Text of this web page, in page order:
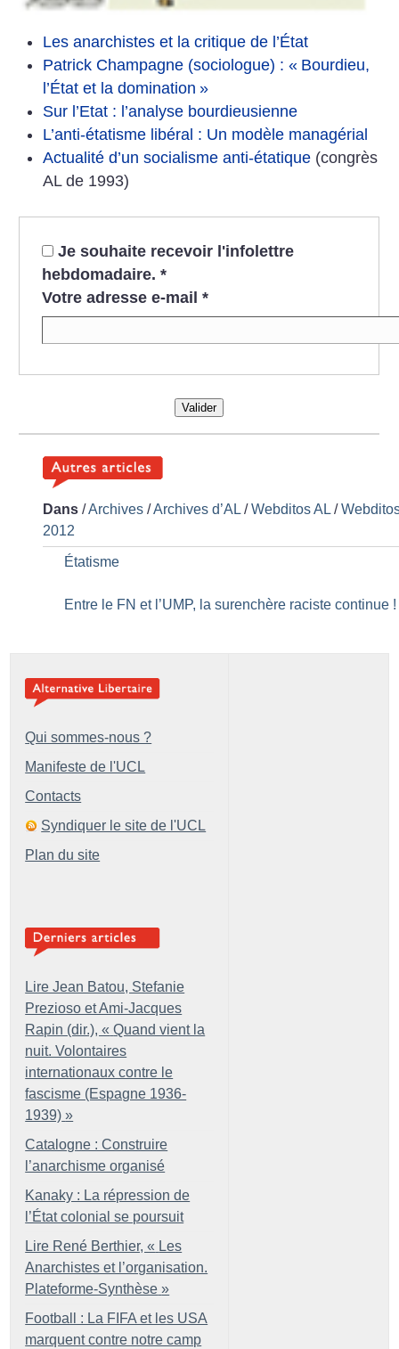
Les anarchistes et la critique de l’État
Patrick Champagne (sociologue) : « Bourdieu,
l’État et la domination »
Sur l’Etat : l’analyse bourdieusienne
L’anti-étatisme libéral : Un modèle managérial
Actualité d’un socialisme anti-étatique(congrès
AL de 1993)
Je souhaite recevoir l'infolettre
hebdomadaire. *
Votre adresse e-mail *
Valider
Dans /Archives /Archives d’AL /Webditos AL /
2012
Étatisme
Entre le FN et l’UMP, la surenchère raciste continue !
Qui sommes-nous ?
Manifeste de l'UCL
Contacts
Syndiquer le site de l'UCL
Plan du site
Lire Jean Batou, Stefanie
Prezioso et Ami-Jacques
Rapin (dir.), « Quand vient la
nuit. Volontaires
internationaux contre le
fascisme (Espagne 1936-
1939) »
Catalogne : Construire
l’anarchisme organisé
Kanaky : La répression de
l’État colonial se poursuit
Lire René Berthier, « Les
Anarchistes et l’organisation.
Plateforme-Synthèse »
Football : La FIFA et les USA
marquent contre notre camp